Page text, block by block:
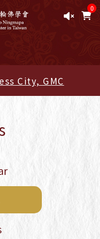
0
City, GMC
Lineage -
Lineage -
Lineage
Lingpa